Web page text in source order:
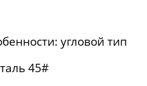
угловой тип
45#